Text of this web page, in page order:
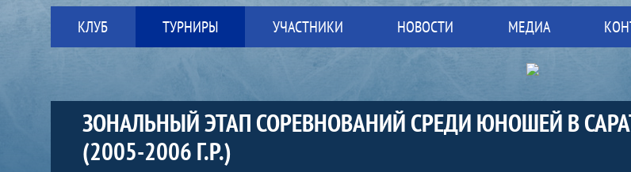
КЛУБ ТУРНИРЫ УЧАСТНИКИ НОВОСТИ МЕДИА
ЗОНАЛЬНЫЙ ЭТАП СОРЕВНОВАНИЙ СРЕДИ ЮНОШЕЙ В
(2005-2006 Г.Р.)